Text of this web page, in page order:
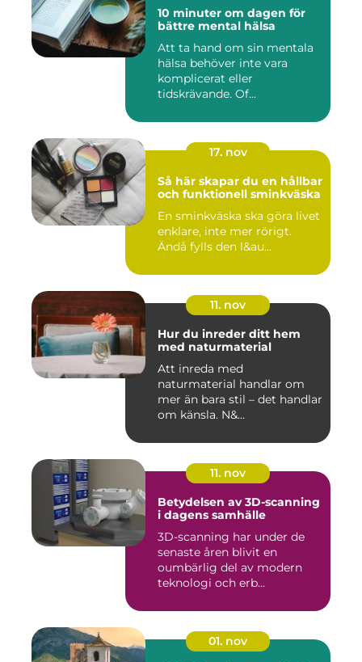
10 minuter om dagen för
bättre mental hälsa
Att ta hand om sin mentala
hälsa behöver inte vara
komplicerat eller
tidskrävande. Of...
17. nov
Så här skapar du en hållbar
och funktionell sminkväska
En sminkväska ska göra livet
enklare, inte mer rörigt.
Ändå fylls den l&au...
11. nov
Hur du inreder ditt hem
med naturmaterial
Att inreda med
naturmaterial handlar om
mer än bara stil – det handlar
om känsla. N&...
11. nov
Betydelsen av 3D-scanning
i dagens samhälle
3D-scanning har under de
senaste åren blivit en
oumbärlig del av modern
teknologi och erb...
01. nov